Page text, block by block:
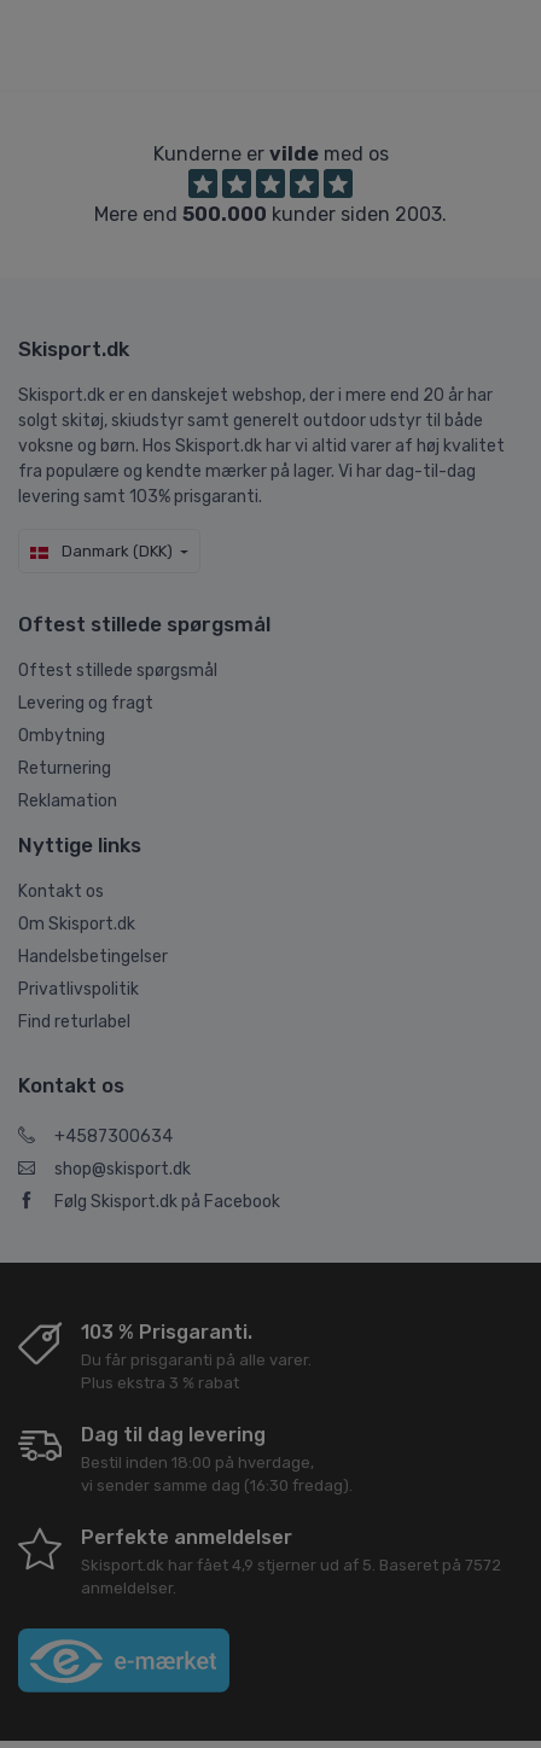
Kunderne er vildemed os
Mere end 500.000 kunder siden 2003.
Skisport.dk
Skisport.dk er en danskejet webshop, der i mere end 20 år har
solgt skitøj, skiudstyr samt generelt outdoor udstyr til både
voksne og børn. Hos Skisport.dk har vi altid varer af høj kvalitet
fra populære og kendte mærker på lager. Vi har dag-til-dag
levering samt 103% prisgaranti.
Danmark (DKK)
Oftest stillede spørgsmål
Oftest stillede spørgsmål
Levering og fragt
Ombytning
Returnering
Reklamation
Nyttige links
Kontakt os
Om Skisport.dk
Handelsbetingelser
Privatlivspolitik
Find returlabel
Kontakt os
+4587300634
shop@skisport.dk
Følg Skisport.dk på Facebook
103 % Prisgaranti.
Du får prisgaranti på alle varer.
Plus ekstra 3 % rabat
Dag til dag levering
Bestil inden 18:00 på hverdage,
vi sender samme dag (16:30 fredag).
Perfekte anmeldelser
Skisport.dk har fået 4,9 stjerner ud af 5. Baseret på 7572
anmeldelser.